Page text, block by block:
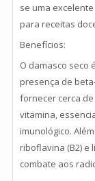
se uma
para receitas
Benefícios:
O damasco seco
presença de
fornecer cerca
vitamina,
imunológico.
riboflavina (B2) e
combate aos